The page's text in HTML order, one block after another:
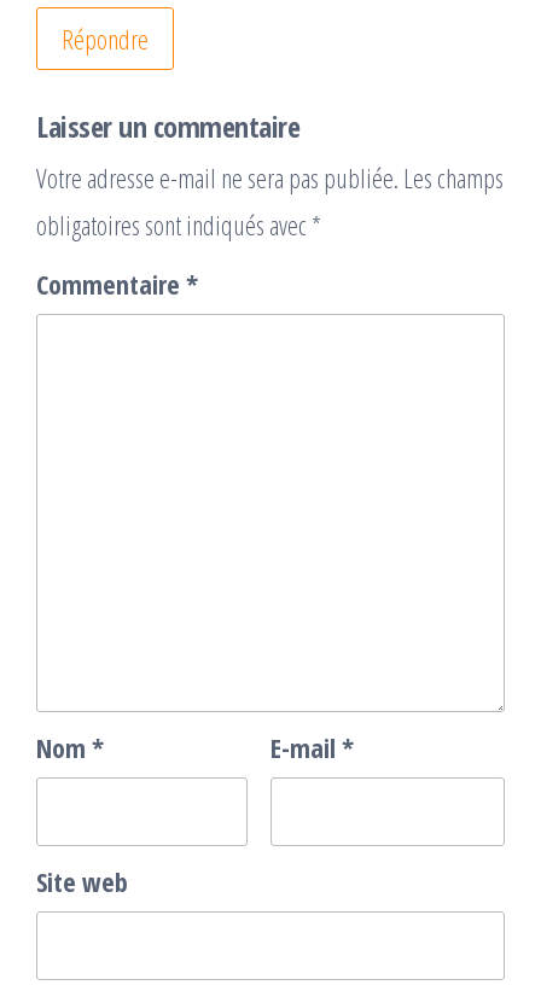
Répondre
Laisser un commentaire
Votre adresse e-mail ne sera pas publiée. Les champs
obligatoires sont indiqués avec *
Commentaire *
Nom * E-mail *
Site web